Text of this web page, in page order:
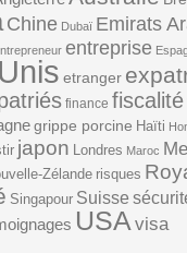
Chine Dubaï Emirats
entreprise
etranger
finance fiscalité
grippe porcine Haïti
japon Londres Maroc
Zélande risques
Singapour Suisse
USA visa